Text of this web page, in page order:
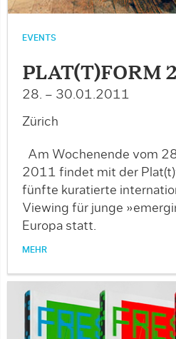
EVENTS
PLAT(T)FORM
28. – 30.01.2011
Zürich
Am Wochenende vom
2011 findet mit der
fünfte kuratierte
Viewing für junge
Europa statt.
MEHR